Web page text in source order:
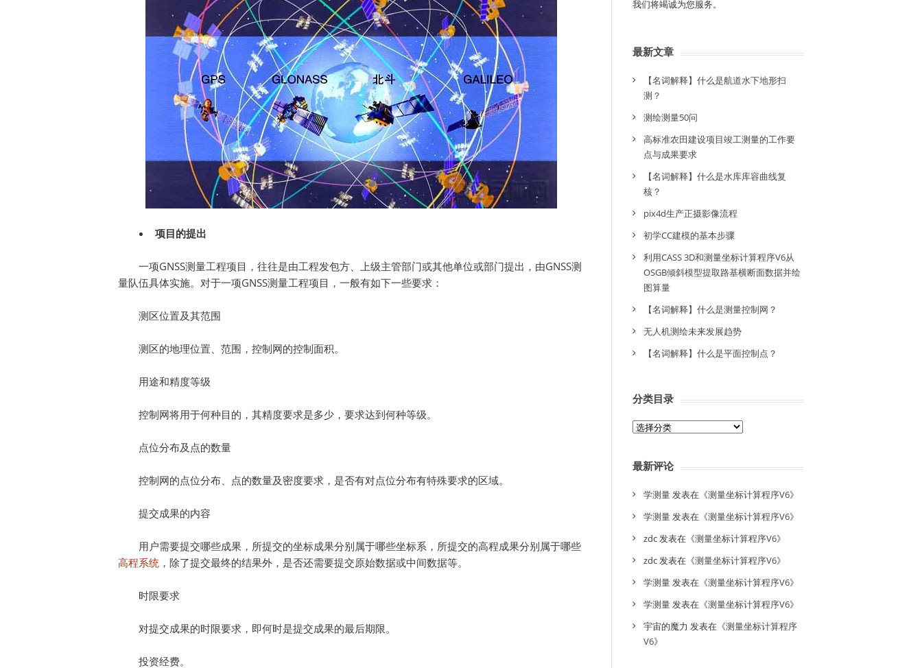
项目的提出
一项GNSS测量工程项目，往往是由工程发包方、上级主管部门或其他单位或部门提出，由GNSS测
量队伍具体实施。对于一项GNSS测量工程项目，一般有如下一些要求：
测区位置及其范围
测区的地理位置、范围，控制网的控制面积。
用途和精度等级
控制网将用于何种目的，其精度要求是多少，要求达到何种等级。
点位分布及点的数量
控制网的点位分布、点的数量及密度要求，是否有对点位分布有特殊要求的区域。
提交成果的内容
用户需要提交哪些成果，所提交的坐标成果分别属于哪些坐标系，所提交的高程成果分别属于哪些
高程系统 ，除了提交最终的结果外，是否还需要提交原始数据或中间数据等。
时限要求
对提交成果的时限要求，即何时是提交成果的最后期限。
投资经费。
我们将竭诚为您服务。
最新文章
【名词解释】什么是航道水下地形扫
测？
测绘测量50问
高标准农田建设项目竣工测量的工作要
点与成果要求
【名词解释】什么是水库库容曲线复
核？
pix4d生产正摄影像流程
初学CC建模的基本步骤
利用CASS 3D和测量坐标计算程序V6从
OSGB倾斜模型提取路基横断面数据并绘
图算量
【名词解释】什么是测量控制网？
无人机测绘未来发展趋势
【名词解释】什么是平面控制点？
分类目录
分
录
最新评论
学测量发表在《测量坐标计算程序V6》
学测量发表在《测量坐标计算程序V6》
zdc发表在《测量坐标计算程序V6》
zdc发表在《测量坐标计算程序V6》
学测量发表在《测量坐标计算程序V6》
学测量发表在《测量坐标计算程序V6》
宇宙的魔力 发表在《测量坐标计算程序
V6》